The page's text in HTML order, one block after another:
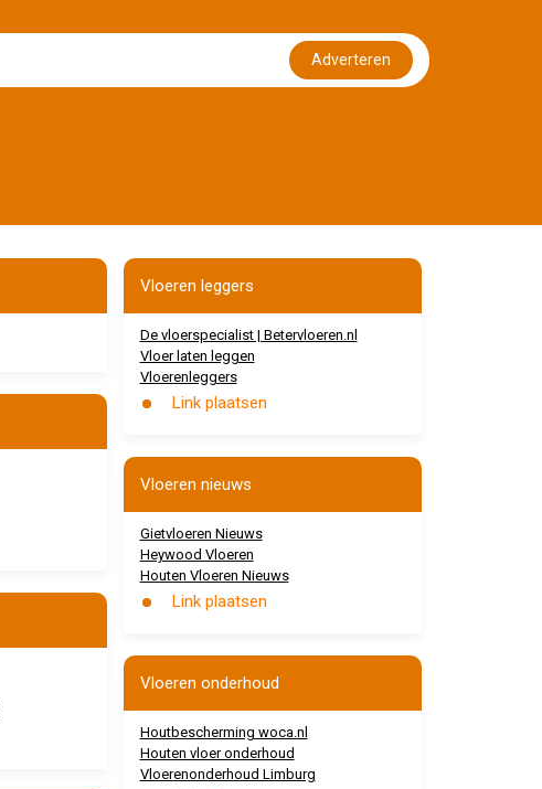
Adverteren
Vloeren leggers
De vloerspecialist | Betervloeren.nl
Vloer laten leggen
Vloerenleggers
Link plaatsen
Vloeren nieuws
Gietvloeren Nieuws
Heywood Vloeren
Houten Vloeren Nieuws
Link plaatsen
Vloeren onderhoud
Houtbescherming woca.nl
Houten vloer onderhoud
Vloerenonderhoud Limburg